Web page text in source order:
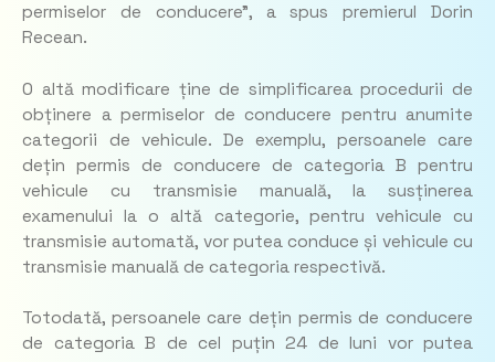
permiselor de conducere”, a spus premierul Dorin
Recean.
O altă modificare ține de simplificarea procedurii de
obținere a permiselor de conducere pentru anumite
categorii de vehicule. De exemplu, persoanele care
dețin permis de conducere de categoria B pentru
vehicule cu transmisie manuală, la susținerea
examenului la o altă categorie, pentru vehicule cu
transmisie automată, vor putea conduce și vehicule cu
transmisie manuală de categoria respectivă.
Totodată, persoanele care dețin permis de conducere
de categoria B de cel puțin 24 de luni vor putea